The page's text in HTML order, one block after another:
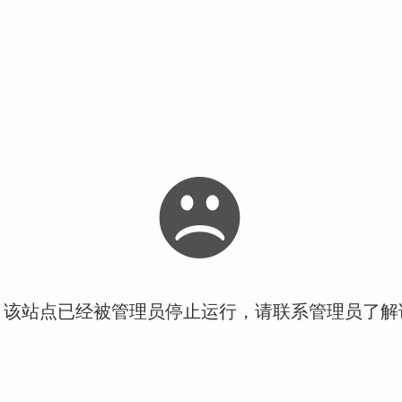
站点已经被管理员停止运行，请联系管理员了